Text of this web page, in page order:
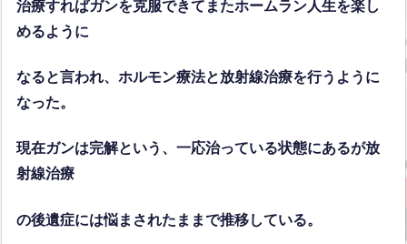
治療すればガンを克服できてまたホームラン人生を楽し
めるように
なると言われ、ホルモン療法と放射線治療を行うように
なった。
現在ガンは完解という、一応治っている状態にあるが放
射線治療
の後遺症には悩まされたままで推移している。